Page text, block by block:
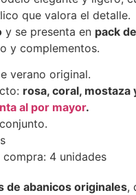
que valora el detalle.
y se presenta en pack
y complementos.
verano original.
rosa, coral, mostaza
al por mayor.
4 unidades
de abanicos originales,